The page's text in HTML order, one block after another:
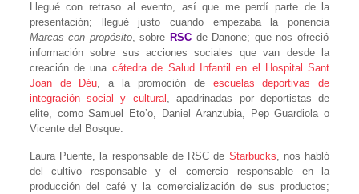
Llegué con retraso al evento, así que me perdí parte de la
presentación; llegué justo cuando empezaba la ponencia
Marcas con propósito, sobre RSC de Danone; que nos ofreció
información sobre sus acciones sociales que van desde la
creación de una cátedra de Salud Infantil en el Hospital Sant
Joan de Déu, a la promoción de escuelas deportivas de
integración social y cultural , apadrinadas por deportistas de
elite, como Samuel Eto’o, Daniel Aranzubia, Pep Guardiola o
Vicente del Bosque.
Laura Puente, la responsable de RSC de Starbucks, nos habló
del cultivo responsable y el comercio responsable en la
producción del café y la comercialización de sus productos;